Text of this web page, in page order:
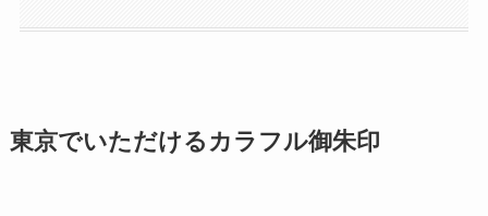
東京でいただけるカラフル御朱印